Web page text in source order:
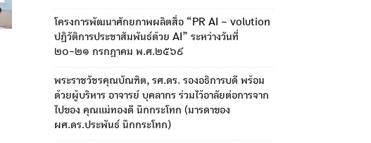
โครงการพัฒนาศักยภาพผลิตสื่อ “PR AI – volution
ปฏิวัติการประชาสัมพันธ์ด้วย AI” ระหว่างวันที่
๒๐-๒๑ กรกฎาคม พ.ศ.๒๕๖๙
พระราชวัชรคุณบัณฑิต, รศ.ดร. รองอธิการบดี พร้อม
ด้วยผู้บริหาร อาจารย์ บุคลากร ร่วมไว้อาลัยต่อการจาก
ไปของ คุณแม่ทองดี นึกกระโทก (มารดาของ
ผศ.ดร.ประพันธ์ นึกกระโทก)